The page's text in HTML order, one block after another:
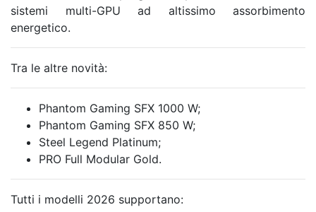
sistemi multi-GPU ad altissimo assorbimento
energetico.
Tra le altre novità:
Phantom Gaming SFX 1000 W;
Phantom Gaming SFX 850 W;
Steel Legend Platinum;
PRO Full Modular Gold.
Tutti i modelli 2026 supportano: